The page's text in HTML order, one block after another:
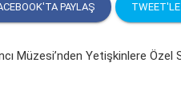
PAYLAŞ TWEET'LE